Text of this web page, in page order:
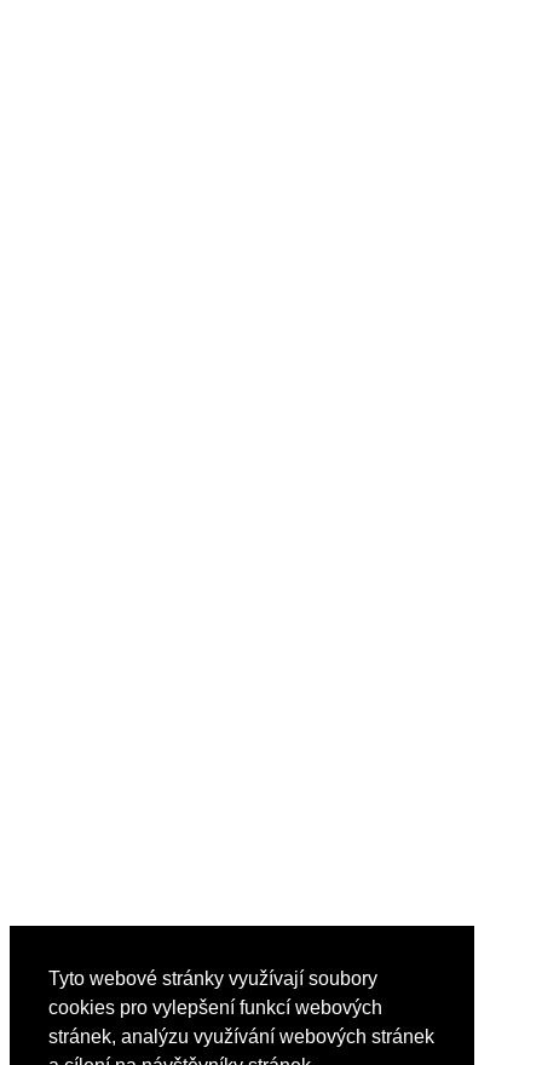
Tyto webové stránky využívají soubory
cookies pro vylepšení funkcí webových
stránek, analýzu využívání webových stránek